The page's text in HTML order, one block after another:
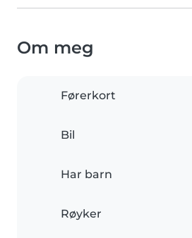
Om meg
Førerkort
Bil
Har barn
Røyker